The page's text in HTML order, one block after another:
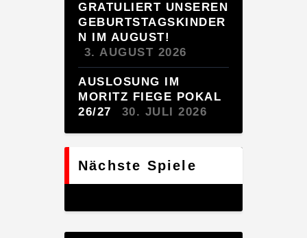
RATULIERT UNSEREN G
EBURTSTAGSKINDERN
IM AUGUST!
3. AUGUST 2026
AUSLOSUNG IM
MORITZ FIEGE POKAL
26/27
30. JULI 2026
Nächste Spiele